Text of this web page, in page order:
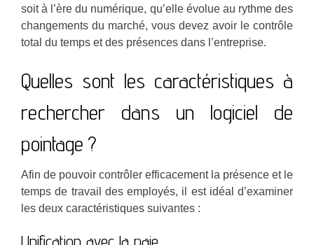
soit à l’ère du numérique, qu’elle évolue au rythme des
changements du marché, vous devez avoir le contrôle
total du temps et des présences dans l’entreprise.
Quelles sont les caractéristiques à
rechercher dans un logiciel de
pointage ?
Afin de pouvoir contrôler efficacement la présence et le
temps de travail des employés, il est idéal d’examiner
les deux caractéristiques suivantes :
Unification avec la paie